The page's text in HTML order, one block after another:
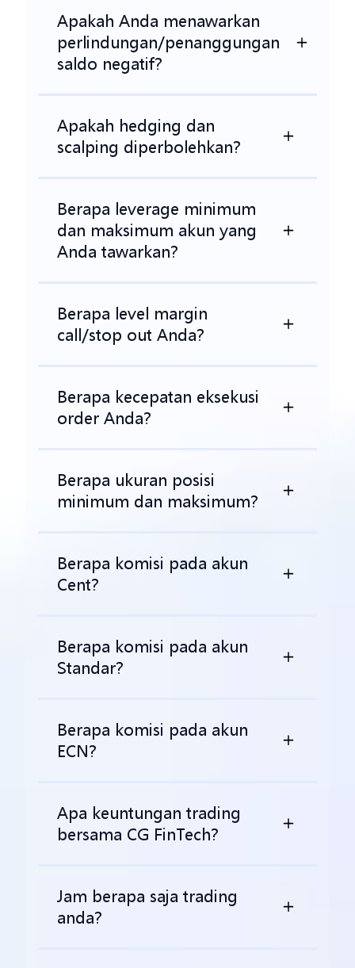
Apakah Anda menawarkan
perlindungan/penanggungan
saldo negatif?
Apakah hedging dan
scalping diperbolehkan?
Berapa leverage minimum
dan maksimum akun yang
Anda tawarkan?
Berapa level margin
call/stop out Anda?
Berapa kecepatan eksekusi
order Anda?
Berapa ukuran posisi
minimum dan maksimum?
Berapa komisi pada akun
Cent?
Berapa komisi pada akun
Standar?
Berapa komisi pada akun
ECN?
Apa keuntungan trading
bersama CG FinTech?
Jam berapa saja trading
anda?